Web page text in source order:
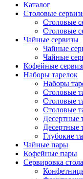
Каталог
Столовые
Столовые
Столовые
Чайные сервизы
Чайные
Чайные
Кофейные
Наборы тарелок
Наборы
Столовые
Столовые
Столовые
Десертные
Десертные
Глубокие
Чайные пары
Кофейные пары
Сервировка стола